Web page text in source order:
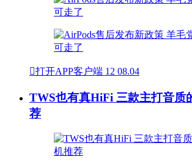
打开APP客户端 12 08.04
TWS也有真HiFi 三款主打音质
荐